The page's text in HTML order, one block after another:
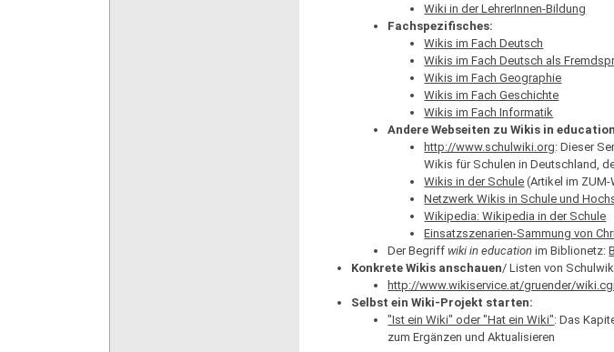
Wiki in der LehrerInnen-Bildung
Fachspezifisches:
Wikis im Fach Deutsch
Wikis im Fach Deutsch als
Wikis im Fach Geographie
Wikis im Fach Geschichte
Wikis im Fach Informatik
Andere Webseiten zu Wikis in
http://www.schulwiki.org: Dieser
Wikis für Schulen in Deutschland,
Wikis in der Schule (Artikel im ZUM-
Netzwerk Wikis in Schule und
Wikipedia: Wikipedia in der Schule
Einsatzszenarien-Sammung von
Der Begriffwiki in education im Biblionetz:
Konkrete Wikis anschauen/ Listen von
http://www.wikiservice.at/gruender/
Selbst ein Wiki-Projekt starten:
"Ist ein Wiki" oder "Hat ein Wiki": Das
zum Ergänzen und Aktualisieren